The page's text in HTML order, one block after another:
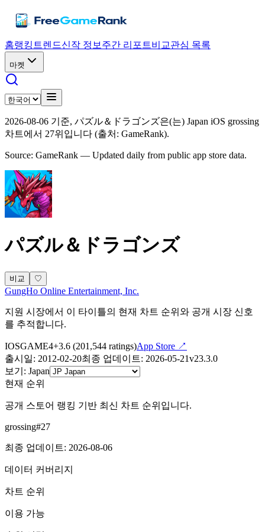
홈랭킹 트렌드신작 정보 주간 리포트비교관심 목록
마켓
2026-08-06 기준, パズル＆ドラゴンズ은(는) Japan iOS grossing
차트에서 27위입니다 (출처: GameRank).
Source: GameRank — Updated daily from public app store data.
パズル＆ドラゴンズ
비교 ♡
GungHo Online Entertainment, Inc.
지원 시장에서 이 타이틀의 현재 차트 순위와 공개 시장 신호
를 추적합니다.
IOSGAME4+3.6 (201,544 ratings)App Store ↗
출시일: 2012-02-20최종 업데이트: 2026-05-21v23.3.0
보기 : Japan
현재 순위
공개 스토어 랭킹 기반 최신 차트 순위입니다.
grossing#27
최종 업데이트: 2026-08-06
데이터 커버리지
차트 순위
이용 가능